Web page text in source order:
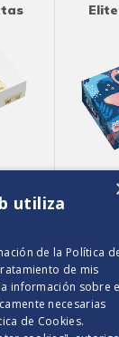
Prueba
utiliza
de la Política
de mis
información sobre
necesarias
de Cookies.